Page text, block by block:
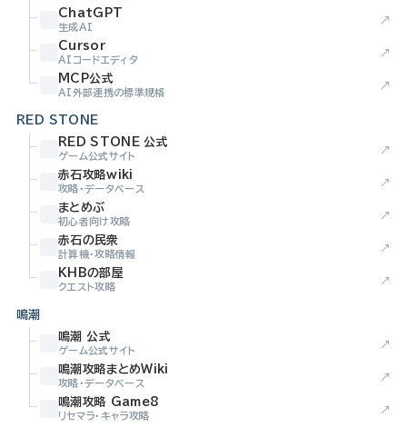
ChatGPT
生成AI
↗
Cursor
AIコードエディタ
↗
MCP公式
AI外部連携の標準規格
↗
RED STONE
RED STONE 公式
ゲーム公式サイト
↗
赤石攻略wiki
攻略・データベース
↗
まとめぶ
初心者向け攻略
↗
赤石の民衆
計算機・攻略情報
↗
KHBの部屋
クエスト攻略
↗
鳴潮
鳴潮 公式
ゲーム公式サイト
↗
鳴潮攻略まとめWiki
攻略・データベース
↗
鳴潮攻略 Game8
リセマラ・キャラ攻略
↗